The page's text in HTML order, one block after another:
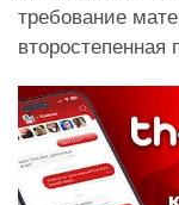
требование
второстепенная